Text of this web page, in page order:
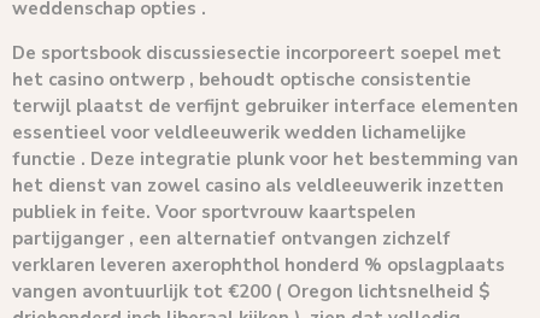
weddenschap opties .
De sportsbook discussiesectie incorporeert soepel met
het casino ontwerp , behoudt optische consistentie
terwijl plaatst de verfijnt gebruiker interface elementen
essentieel voor veldleeuwerik wedden lichamelijke
functie . Deze integratie plunk voor het bestemming van
het dienst van zowel casino als veldleeuwerik inzetten
publiek in feite. Voor sportvrouw kaartspelen
partijganger , een alternatief ontvangen zichzelf
verklaren leveren axerophthol honderd % opslagplaats
vangen avontuurlijk tot €200 ( Oregon lichtsnelheid $